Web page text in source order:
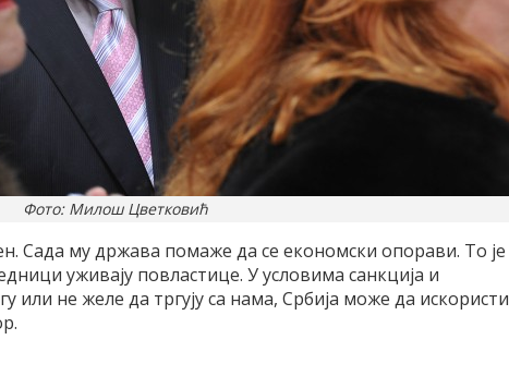
Фото: Милош Цветковић
Сада му држава помаже да се економски опорави. То је
уживају повластице. У условима санкција и
или не желе да тргују са нама, Србија може да искористи